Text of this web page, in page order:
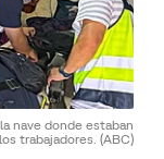
nave donde estaban
trabajadores. (ABC)